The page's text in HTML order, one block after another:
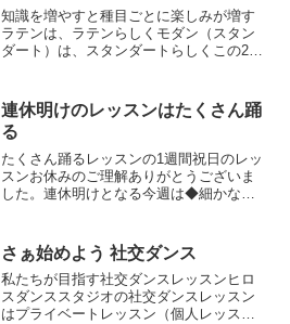
知識を増やすと種目ごとに楽しみが増す
ラテンは、ラテンらしくモダン（スタン
ダート）は、スタンダートらしくこの2つ
す。さらに細かく、種目別の違いを知る
ことで社交ダンスがもっと...
連休明けのレッスンはたくさん踊
る
たくさん踊るレッスンの1週間祝日のレッ
スンお休みのご理解ありがとうございま
した。連休明けとなる今週は◆細かな点
スピードにして・身体を動かすこと・ル
ーティンを思い出すこと...
さぁ始めよう 社交ダンス
私たちが目指す社交ダンスレッスンヒロ
スダンススタジオの社交ダンスレッスン
はプライベートレッスン（個人レッスン